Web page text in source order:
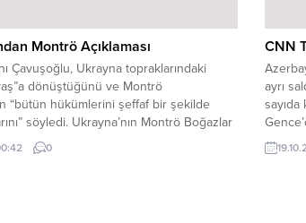
Montrö Açıklaması
Çavuşoğlu, Ukrayna topraklarındaki
dönüştüğünü ve Montrö
“bütün hükümlerini şeffaf bir şekilde
söyledi. Ukrayna’nın Montrö Boğazlar
ilişkin Türkiye’den talebi hakkındaki bir
Sözleşmenin, kıyıdaş ve kıyıdaş
0
CNN
ayrı
bir